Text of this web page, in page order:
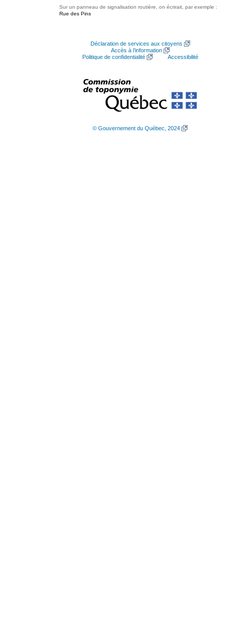
Sur un panneau de signalisation routière, on écrirait, par exemple :
Rue des Pins
Déclaration de services aux citoyens
Accès à l’information
Politique de confidentialité
Accessibilité
© Gouvernement du Québec, 2024